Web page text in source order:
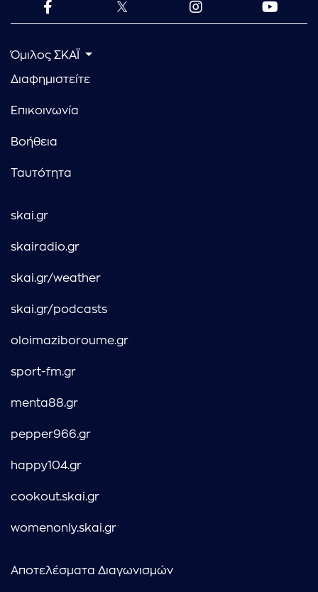
Όμιλος ΣΚΑΪ
Διαφημιστείτε
Επικοινωνία
Βοήθεια
Ταυτότητα
skai.gr
skairadio.gr
skai.gr/weather
skai.gr/podcasts
oloimaziboroume.gr
sport-fm.gr
menta88.gr
pepper966.gr
happy104.gr
cookout.skai.gr
womenonly.skai.gr
Αποτελέσματα Διαγωνισμών